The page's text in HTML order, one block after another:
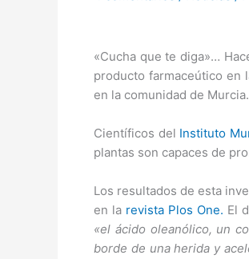
«Cucha que te diga»…
producto farmaceútico en
en la comunidad de Murcia.
Científicos del Instituto
plantas son capaces de
Los resultados de esta
en la revista Plos One. El
«el ácido oleanólico, un
borde de una herida y